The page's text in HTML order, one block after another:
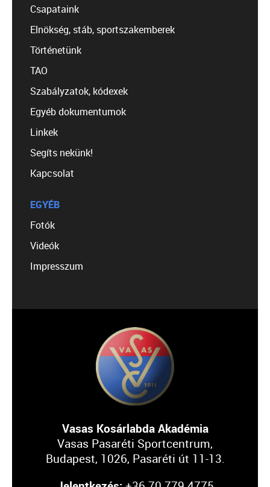
Csapataink
Elnökség, stáb, sportszakemberek
Történetünk
TAO
Szabályzatok, kódexek
Egyéb dokumentumok
Linkek
Segíts nekünk!
Kapcsolat
EGYÉB
Fotók
Videók
Impresszum
Vasas Kosárlabda Akadémia
Vasas Pasaréti Sportcentrum,
Budapest, 1026, Pasaréti út 11-13.